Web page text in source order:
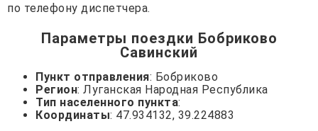
по телефону диспетчера.
Параметры поездки Бобриково
Савинский
Пункт отправления: Бобриково
Регион: Луганская Народная Республика
Тип населенного пункта:
Координаты: 47.934132, 39.224883